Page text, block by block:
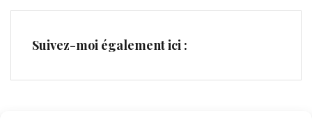
Suivez-moi également ici :